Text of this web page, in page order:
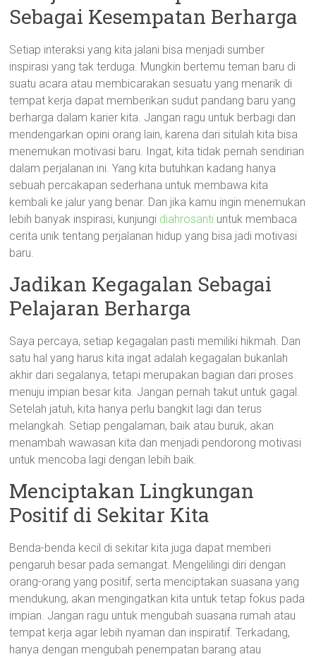
Sebagai Kesempatan Berharga
Setiap interaksi yang kita jalani bisa menjadi sumber
inspirasi yang tak terduga. Mungkin bertemu teman baru di
suatu acara atau membicarakan sesuatu yang menarik di
tempat kerja dapat memberikan sudut pandang baru yang
berharga dalam karier kita. Jangan ragu untuk berbagi dan
mendengarkan opini orang lain, karena dari situlah kita bisa
menemukan motivasi baru. Ingat, kita tidak pernah sendirian
dalam perjalanan ini. Yang kita butuhkan kadang hanya
sebuah percakapan sederhana untuk membawa kita
kembali ke jalur yang benar. Dan jika kamu ingin menemukan
lebih banyak inspirasi, kunjungi diahrosanti untuk membaca
cerita unik tentang perjalanan hidup yang bisa jadi motivasi
baru.
Jadikan Kegagalan Sebagai
Pelajaran Berharga
Saya percaya, setiap kegagalan pasti memiliki hikmah. Dan
satu hal yang harus kita ingat adalah kegagalan bukanlah
akhir dari segalanya, tetapi merupakan bagian dari proses
menuju impian besar kita. Jangan pernah takut untuk gagal.
Setelah jatuh, kita hanya perlu bangkit lagi dan terus
melangkah. Setiap pengalaman, baik atau buruk, akan
menambah wawasan kita dan menjadi pendorong motivasi
untuk mencoba lagi dengan lebih baik.
Menciptakan Lingkungan
Positif di Sekitar Kita
Benda-benda kecil di sekitar kita juga dapat memberi
pengaruh besar pada semangat. Mengelilingi diri dengan
orang-orang yang positif, serta menciptakan suasana yang
mendukung, akan mengingatkan kita untuk tetap fokus pada
impian. Jangan ragu untuk mengubah suasana rumah atau
tempat kerja agar lebih nyaman dan inspiratif. Terkadang,
hanya dengan mengubah penempatan barang atau